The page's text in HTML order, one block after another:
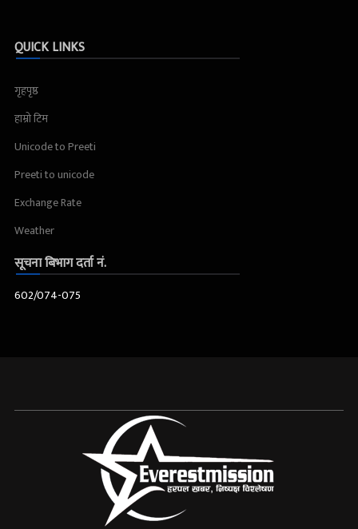
QUICK LINKS
गृहपृष्ठ
हाम्रो टिम
Unicode to Preeti
Preeti to unicode
Exchange Rate
Weather
सूचना बिभाग दर्ता नं.
602/074-075